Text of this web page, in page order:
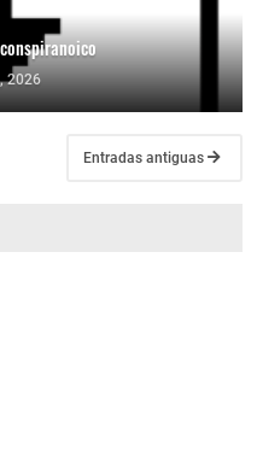
2026
Entradas antiguas